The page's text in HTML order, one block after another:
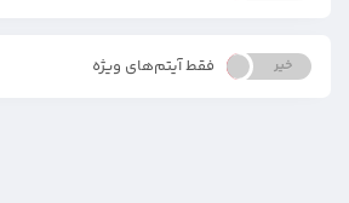
بله خیر فقط آیتم‌های ویژه